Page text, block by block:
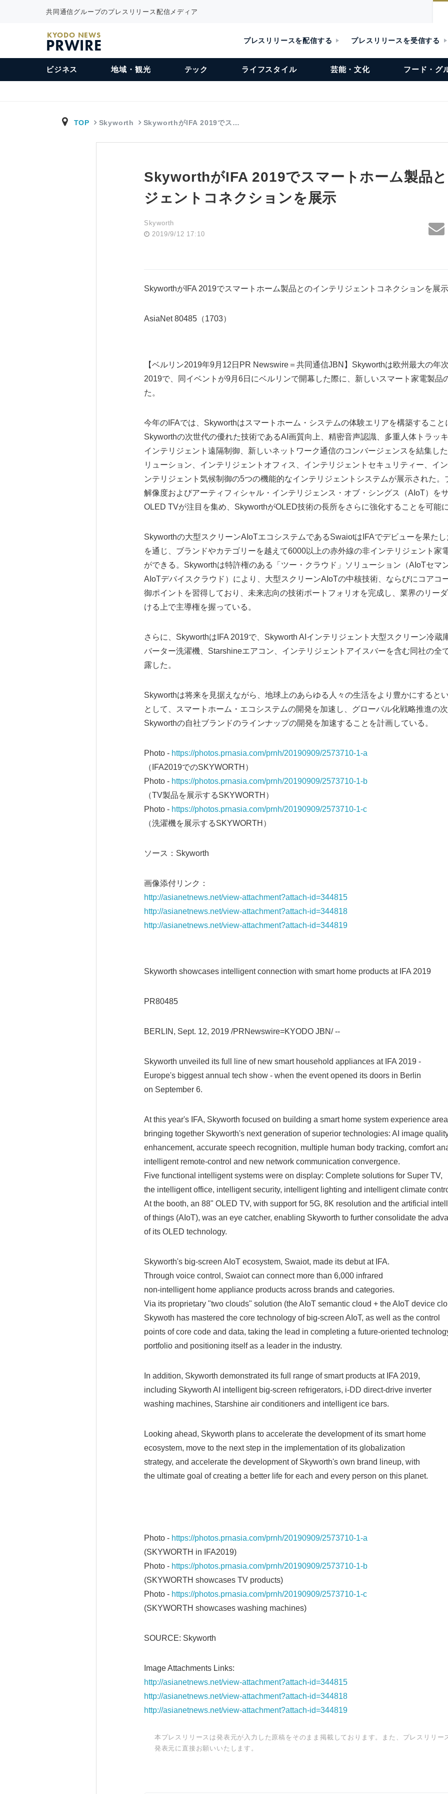
共同通信グループのプレスリリース配信メディア
KYODO NEWS
PRWIRE プレスリリースを配信する プレスリリースを受信する
ビジネス 地域・観光 テック ライフスタイル 芸能・文化 フード・グ
TOP Skyworth SkyworthがIFA 2019でス…
SkyworthがIFA 2019でスマートホーム製品
ジェントコネクションを展示
Skyworth
2019/9/12 17:10
SkyworthがIFA 2019でスマートホーム製品とのインテリジェントコネクションを展示
AsiaNet 80485（1703）
【ベルリン2019年9月12日PR Newswire＝共同通信JBN】Skyworthは欧州最大の年
2019で、同イベントが9月6日にベルリンで開幕した際に、新しいスマート家電製品
た。
今年のIFAでは、Skyworthはスマートホーム・システムの体験エリアを構築するこ
Skyworthの次世代の優れた技術であるAI画質向上、精密音声認識、多重人体トラッ
インテリジェント遠隔制御、新しいネットワーク通信のコンバージェンスを結集し
リューション、インテリジェントオフィス、インテリジェントセキュリティー、イ
ンテリジェント気候制御の5つの機能的なインテリジェントシステムが展示された。
解像度およびアーティフィシャル・インテリジェンス・オブ・シングス（AIoT）を
OLED TVが注目を集め、SkyworthがOLED技術の長所をさらに強化することを可能
Skyworthの大型スクリーンAIoTエコシステムであるSwaiotはIFAでデビューを果た
を通じ、ブランドやカテゴリーを越えて6000以上の赤外線の非インテリジェント家
ができる。Skyworthは特許権のある「ツー・クラウド」ソリューション（AIoTセマ
AIoTデバイスクラウド）により、大型スクリーンAIoTの中核技術、ならびにコアコ
御ポイントを習得しており、未来志向の技術ポートフォリオを完成し、業界のリー
ける上で主導権を握っている。
さらに、SkyworthはIFA 2019で、Skyworth AIインテリジェント大型スクリーン冷蔵
バーター洗濯機、Starshineエアコン、インテリジェントアイスバーを含む同社の全
露した。
Skyworthは将来を見据えながら、地球上のあらゆる人々の生活をより豊かにすると
として、スマートホーム・エコシステムの開発を加速し、グローバル化戦略推進の
Skyworthの自社ブランドのラインナップの開発を加速することを計画している。
Photo - https://photos.prnasia.com/prnh/20190909/2573710-1-a
（IFA2019でのSKYWORTH）
Photo - https://photos.prnasia.com/prnh/20190909/2573710-1-b
（TV製品を展示するSKYWORTH）
Photo - https://photos.prnasia.com/prnh/20190909/2573710-1-c
（洗濯機を展示するSKYWORTH）
ソース：Skyworth
画像添付リンク：
http://asianetnews.net/view-attachment?attach-id=344815
http://asianetnews.net/view-attachment?attach-id=344818
http://asianetnews.net/view-attachment?attach-id=344819
Skyworth showcases intelligent connection with smart home products at IFA 2019
PR80485
BERLIN, Sept. 12, 2019 /PRNewswire=KYODO JBN/ --
Skyworth unveiled its full line of new smart household appliances at IFA 2019 -
Europe's biggest annual tech show - when the event opened its doors in Berlin
on September 6.
At this year's IFA, Skyworth focused on building a smart home system experience
bringing together Skyworth's next generation of superior technologies: AI image
enhancement, accurate speech recognition, multiple human body tracking, comfort
intelligent remote-control and new network communication convergence.
Five functional intelligent systems were on display: Complete solutions for Super TV,
the intelligent office, intelligent security, intelligent lighting and intelligent climate
At the booth, an 88" OLED TV, with support for 5G, 8K resolution and the artificial
of things (AIoT), was an eye catcher, enabling Skyworth to further consolidate the
of its OLED technology.
Skyworth's big-screen AIoT ecosystem, Swaiot, made its debut at IFA.
Through voice control, Swaiot can connect more than 6,000 infrared
non-intelligent home appliance products across brands and categories.
Via its proprietary "two clouds" solution (the AIoT semantic cloud + the AIoT device
Skywoth has mastered the core technology of big-screen AIoT, as well as the control
points of core code and data, taking the lead in completing a future-oriented
portfolio and positioning itself as a leader in the industry.
In addition, Skyworth demonstrated its full range of smart products at IFA 2019,
including Skyworth AI intelligent big-screen refrigerators, i-DD direct-drive inverter
washing machines, Starshine air conditioners and intelligent ice bars.
Looking ahead, Skyworth plans to accelerate the development of its smart home
ecosystem, move to the next step in the implementation of its globalization
strategy, and accelerate the development of Skyworth's own brand lineup, with
the ultimate goal of creating a better life for each and every person on this planet.
Photo - https://photos.prnasia.com/prnh/20190909/2573710-1-a
(SKYWORTH in IFA2019)
Photo - https://photos.prnasia.com/prnh/20190909/2573710-1-b
(SKYWORTH showcases TV products)
Photo - https://photos.prnasia.com/prnh/20190909/2573710-1-c
(SKYWORTH showcases washing machines)
SOURCE: Skyworth
Image Attachments Links:
http://asianetnews.net/view-attachment?attach-id=344815
http://asianetnews.net/view-attachment?attach-id=344818
http://asianetnews.net/view-attachment?attach-id=344819
本プレスリリースは発表元が入力した原稿をそのまま掲載しております。また、プレスリリー
発表元に直接お願いいたします。
English